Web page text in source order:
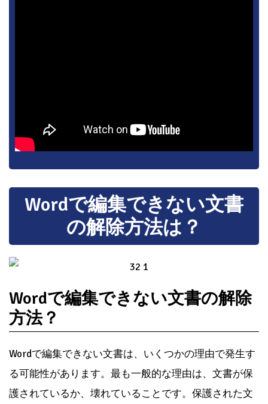
Wordで編集できない文書
の解除方法は？
Wordで編集できない文書の解除
方法？
Wordで編集できない文書は、いくつかの理由で発生す
る可能性があります。最も一般的な理由は、文書が保
護されているか、壊れていることです。保護された文